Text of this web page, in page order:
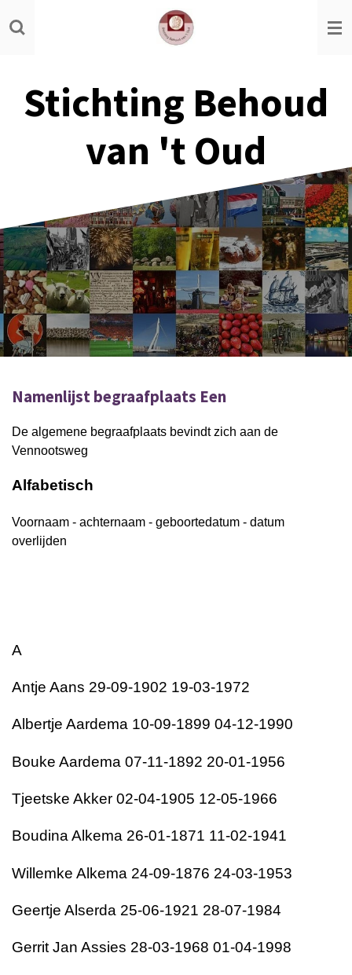
Ga
direct
hoofdinhoud
Stichting Behoud
van 't Oud
Namenlijst begraafplaats Een
De algemene begraafplaats bevindt zich aan de
Vennootsweg
Alfabetisch
Voornaam - achternaam - geboortedatum - datum
overlijden
A
Antje Aans 29-09-1902 19-03-1972
Albertje Aardema 10-09-1899 04-12-1990
Bouke Aardema 07-11-1892 20-01-1956
Tjeetske Akker 02-04-1905 12-05-1966
Boudina Alkema 26-01-1871 11-02-1941
Willemke Alkema 24-09-1876 24-03-1953
Geertje Alserda 25-06-1921 28-07-1984
Gerrit Jan Assies 28-03-1968 01-04-1998